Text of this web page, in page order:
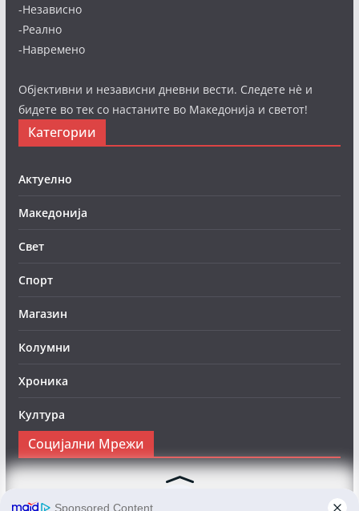
-Независно
-Реално
-Навремено
Објективни и независни дневни вести. Следете нè и
бидете во тек со настаните во Македонија и светот!
Категории
Актуелно
Македонија
Свет
Спорт
Магазин
Колумни
Хроника
Култура
Социјални Мрежи